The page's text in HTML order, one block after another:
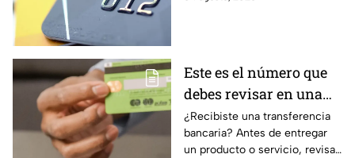
Este es el número que
debes revisar en una
transferencia bancaria
para evitar fraudes
¿Recibiste una transferencia
bancaria? Antes de entregar
un producto o servicio, revisa